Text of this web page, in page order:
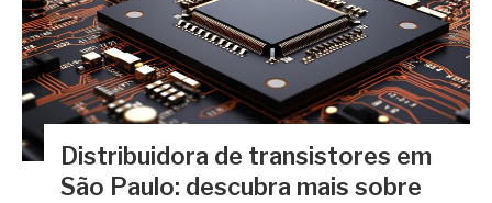
Distribuidora de transistores em
São Paulo: descubra mais sobre